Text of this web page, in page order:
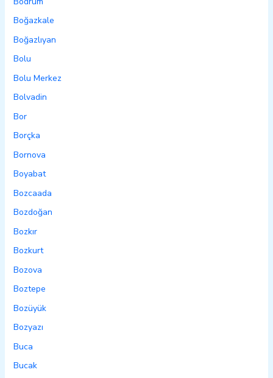
Boğazkale
Boğazlıyan
Bolu
Bolu Merkez
Bolvadin
Bor
Borçka
Bornova
Boyabat
Bozcaada
Bozdoğan
Bozkır
Bozkurt
Bozova
Boztepe
Bozüyük
Bozyazı
Buca
Bucak